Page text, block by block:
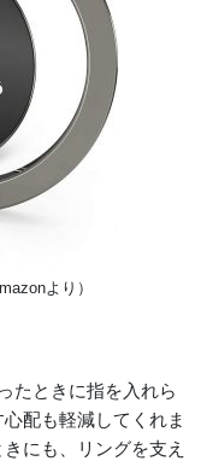
より）
たときに指を入れら
配も軽減してくれま
にも、リングを支え